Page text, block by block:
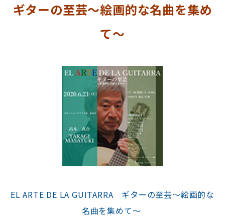
ギターの至芸〜絵画的な名曲を集め
て〜
EL ARTE DE LA GUITARRA ギターの至芸～絵画的な
名曲を集めて～